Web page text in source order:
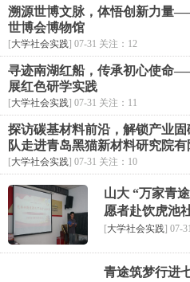
溯源世博文脉，体悟创新力量
世博会博物馆
[大学社会实践] 07-31 关注：12
寻迹南湖红船，传承初心使命
展红色研学实践
[大学社会实践] 07-31 关注：11
探访碳基材料前沿，解锁产业
队走进青岛黑猫新材料研究院有
[大学社会实践] 07-31 关注：10
山大 “万家青
愿者赴饮虎池
[大学社会实践] 07-
青途筑梦行进